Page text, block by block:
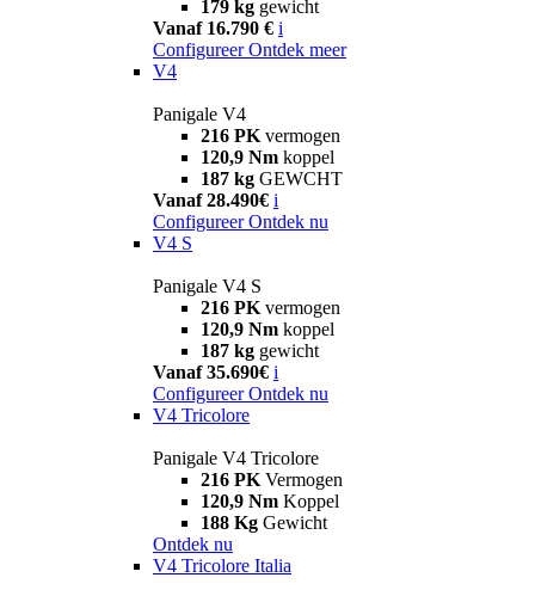
179 kg gewicht
Vanaf 16.790 € i
Configureer Ontdek meer
V4
Panigale V4
216 PK vermogen
120,9 Nm koppel
187 kg GEWCHT
Vanaf 28.490€ i
Configureer Ontdek nu
V4 S
Panigale V4 S
216 PK vermogen
120,9 Nm koppel
187 kg gewicht
Vanaf 35.690€ i
Configureer Ontdek nu
V4 Tricolore
Panigale V4 Tricolore
216 PK Vermogen
120,9 Nm Koppel
188 Kg Gewicht
Ontdek nu
V4 Tricolore Italia